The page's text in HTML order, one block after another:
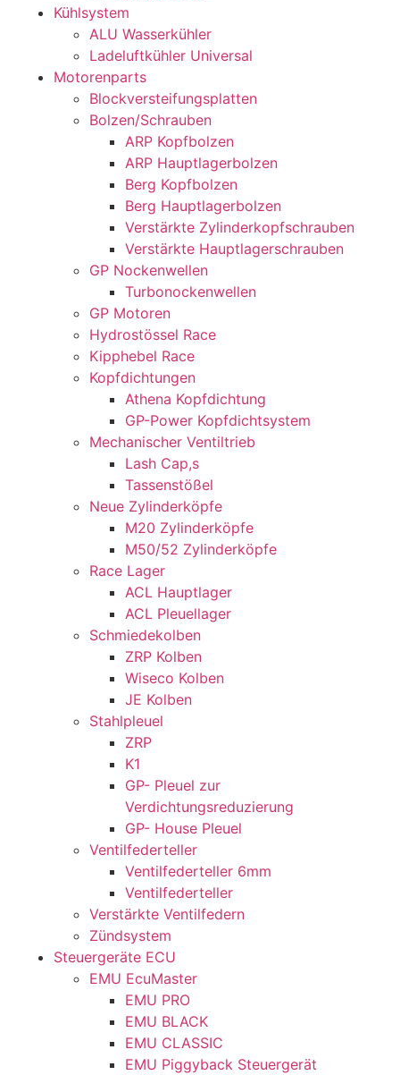
Kühlsystem
ALU Wasserkühler
Ladeluftkühler Universal
Motorenparts
Blockversteifungsplatten
Bolzen/Schrauben
ARP Kopfbolzen
ARP Hauptlagerbolzen
Berg Kopfbolzen
Berg Hauptlagerbolzen
Verstärkte Zylinderkopfschrauben
Verstärkte Hauptlagerschrauben
GP Nockenwellen
Turbonockenwellen
GP Motoren
Hydrostössel Race
Kipphebel Race
Kopfdichtungen
Athena Kopfdichtung
GP-Power Kopfdichtsystem
Mechanischer Ventiltrieb
Lash Cap,s
Tassenstößel
Neue Zylinderköpfe
M20 Zylinderköpfe
M50/52 Zylinderköpfe
Race Lager
ACL Hauptlager
ACL Pleuellager
Schmiedekolben
ZRP Kolben
Wiseco Kolben
JE Kolben
Stahlpleuel
ZRP
K1
GP- Pleuel zur
Verdichtungsreduzierung
GP- House Pleuel
Ventilfederteller
Ventilfederteller 6mm
Ventilfederteller
Verstärkte Ventilfedern
Zündsystem
Steuergeräte ECU
EMU EcuMaster
EMU PRO
EMU BLACK
EMU CLASSIC
EMU Piggyback Steuergerät